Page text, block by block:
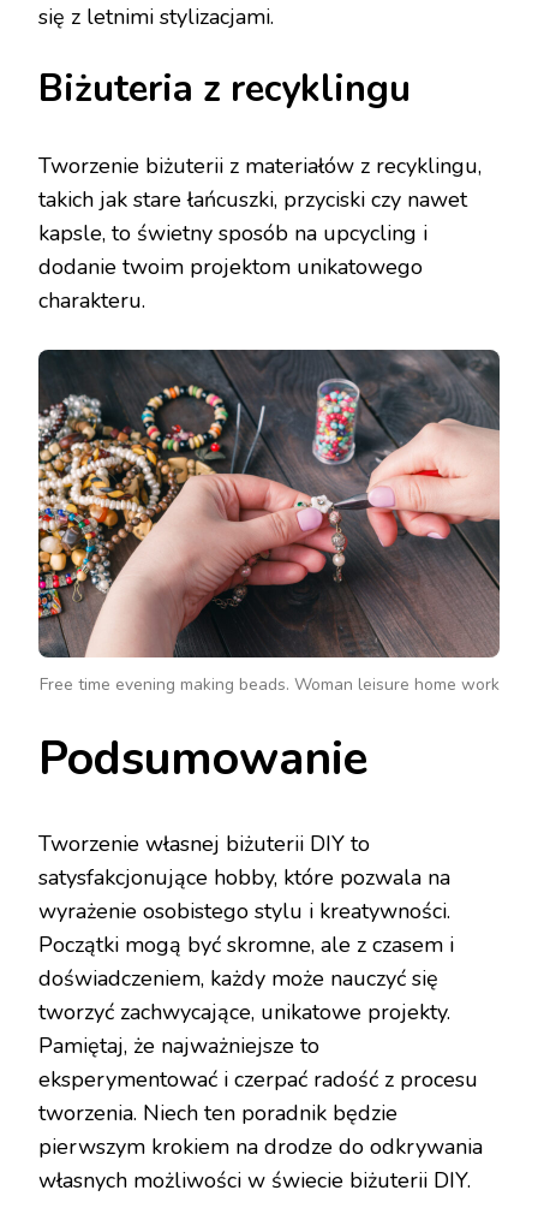
się z letnimi stylizacjami.
Biżuteria z recyklingu
Tworzenie biżuterii z materiałów z recyklingu,
takich jak stare łańcuszki, przyciski czy nawet
kapsle, to świetny sposób na upcycling i
dodanie twoim projektom unikatowego
charakteru.
Free time evening making beads. Woman leisure home work
Podsumowanie
Tworzenie własnej biżuterii DIY to
satysfakcjonujące hobby, które pozwala na
wyrażenie osobistego stylu i kreatywności.
Początki mogą być skromne, ale z czasem i
doświadczeniem, każdy może nauczyć się
tworzyć zachwycające, unikatowe projekty.
Pamiętaj, że najważniejsze to
eksperymentować i czerpać radość z procesu
tworzenia. Niech ten poradnik będzie
pierwszym krokiem na drodze do odkrywania
własnych możliwości w świecie biżuterii DIY.